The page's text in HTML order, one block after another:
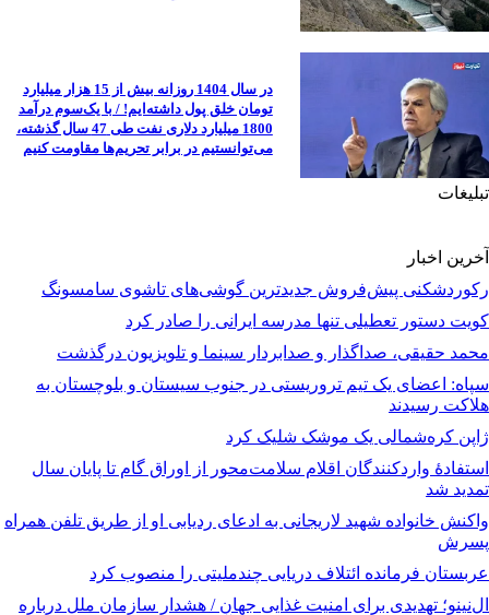
در سال 1404 روزانه بیش از 15 هزار میلیارد
تومان خلق پول داشته‌ایم! / با یک‌سوم درآمد
1800 میلیارد دلاری نفت طی 47 سال گذشته،
می‌توانستیم در برابر تحریم‌ها مقاومت کنیم
تبلیغات
آخرین اخبار
رکوردشکنی پیش‌فروش جدیدترین گوشی‌های تاشوی سامسونگ
کویت دستور تعطیلی تنها مدرسه ایرانی را صادر کرد
محمد حقیقی، صداگذار و صدابردار سینما و تلویزیون درگذشت
سپاه: اعضای یک تیم تروریستی در جنوب سیستان و بلوچستان به
هلاکت رسیدند
ژاپن کره‌شمالی یک موشک شلیک کرد
استفادۀ واردکنندگان اقلام سلامت‌محور از اوراق گام تا پایان سال
تمدید شد
واکنش خانواده شهید لاریجانی به ادعای ردیابی او از طریق تلفن همراه
پسرش
عربستان فرمانده ائتلاف دریایی چندملیتی را منصوب کرد
ال‌نینو؛ تهدیدی برای امنیت غذایی جهان / هشدار سازمان ملل درباره